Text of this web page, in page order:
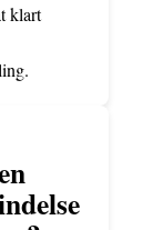
klart